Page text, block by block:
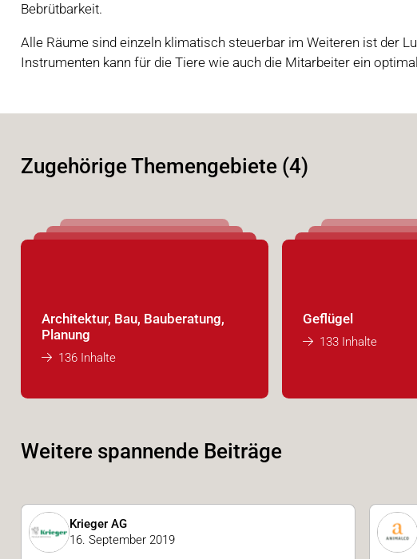
Bebrütbarkeit.
Alle Räume sind einzeln klimatisch steuerbar im Weiteren ist der
Instrumenten kann für die Tiere wie auch die Mitarbeiter ein
Zugehörige Themengebiete (4)
Architektur, Bau, Bauberatung,
Planung
136 Inhalte
Geflügel
133 Inhalte
Weitere spannende Beiträge
Krieger AG
16. September 2019